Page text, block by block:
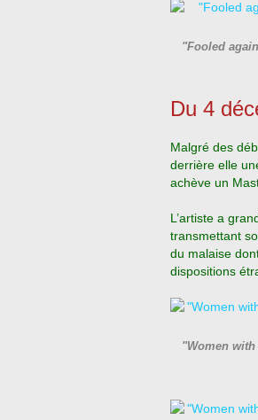
"Fooled
Du 4
Malgré des
derrière elle
achève un
L’artiste a
transmettant
du malaise
dispositions
"Women with